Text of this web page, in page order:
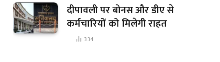
दीपावली पर बोनस और डीए से
कर्मचारियों को मिलेगी राहत
334